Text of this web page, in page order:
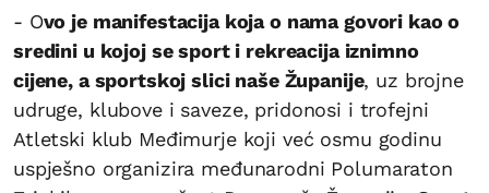
- Ovo je manifestacija koja o nama govori kao o
sredini u kojoj se sport i rekreacija iznimno
cijene, a sportskoj slici naše Županije, uz brojne
udruge, klubove i saveze, pridonosi i trofejni
Atletski klub Međimurje koji već osmu godinu
uspješno organizira međunarodni Polumaraton